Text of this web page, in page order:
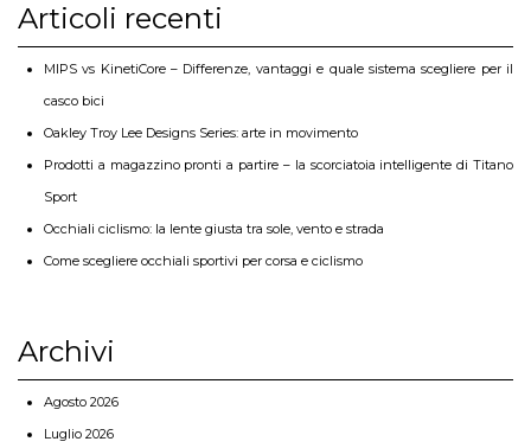
Articoli recenti
MIPS vs KinetiCore – Differenze, vantaggi e quale sistema scegliere per il
casco bici
Oakley Troy Lee Designs Series: arte in movimento
Prodotti a magazzino pronti a partire – la scorciatoia intelligente di Titano
Sport
Occhiali ciclismo: la lente giusta tra sole, vento e strada
Come scegliere occhiali sportivi per corsa e ciclismo
Archivi
Agosto 2026
Luglio 2026